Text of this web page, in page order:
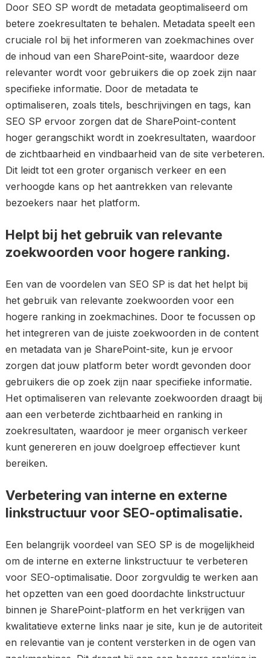
Door SEO SP wordt de metadata geoptimaliseerd om
betere zoekresultaten te behalen. Metadata speelt een
cruciale rol bij het informeren van zoekmachines over
de inhoud van een SharePoint-site, waardoor deze
relevanter wordt voor gebruikers die op zoek zijn naar
specifieke informatie. Door de metadata te
optimaliseren, zoals titels, beschrijvingen en tags, kan
SEO SP ervoor zorgen dat de SharePoint-content
hoger gerangschikt wordt in zoekresultaten, waardoor
de zichtbaarheid en vindbaarheid van de site verbeteren.
Dit leidt tot een groter organisch verkeer en een
verhoogde kans op het aantrekken van relevante
bezoekers naar het platform.
Helpt bij het gebruik van relevante
zoekwoorden voor hogere ranking.
Een van de voordelen van SEO SP is dat het helpt bij
het gebruik van relevante zoekwoorden voor een
hogere ranking in zoekmachines. Door te focussen op
het integreren van de juiste zoekwoorden in de content
en metadata van je SharePoint-site, kun je ervoor
zorgen dat jouw platform beter wordt gevonden door
gebruikers die op zoek zijn naar specifieke informatie.
Het optimaliseren van relevante zoekwoorden draagt bij
aan een verbeterde zichtbaarheid en ranking in
zoekresultaten, waardoor je meer organisch verkeer
kunt genereren en jouw doelgroep effectiever kunt
bereiken.
Verbetering van interne en externe
linkstructuur voor SEO-optimalisatie.
Een belangrijk voordeel van SEO SP is de mogelijkheid
om de interne en externe linkstructuur te verbeteren
voor SEO-optimalisatie. Door zorgvuldig te werken aan
het opzetten van een goed doordachte linkstructuur
binnen je SharePoint-platform en het verkrijgen van
kwalitatieve externe links naar je site, kun je de autoriteit
en relevantie van je content versterken in de ogen van